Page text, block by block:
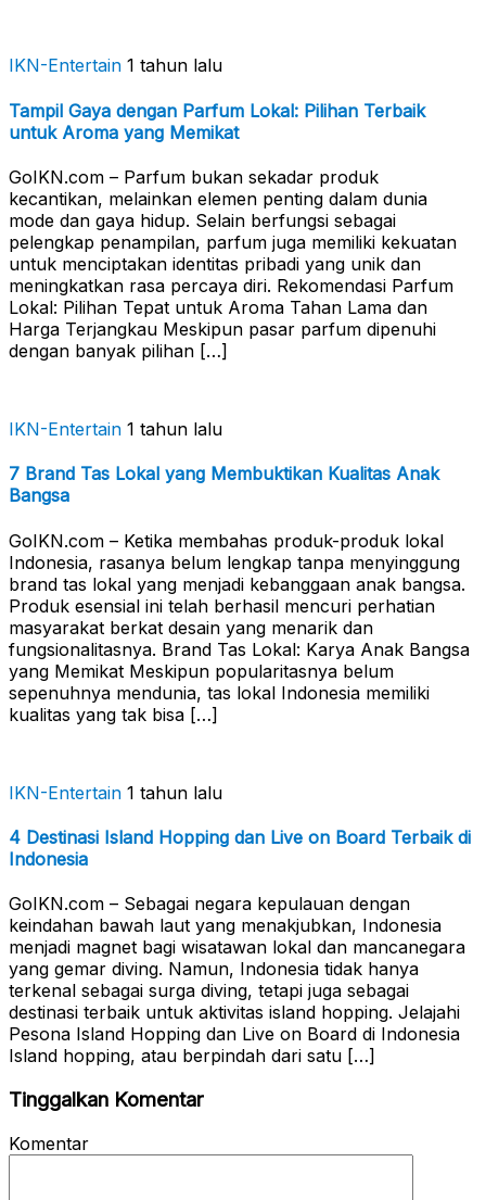
IKN-Entertain 1 tahun lalu
Tampil Gaya dengan Parfum Lokal: Pilihan Terbaik
untuk Aroma yang Memikat
GoIKN.com – Parfum bukan sekadar produk
kecantikan, melainkan elemen penting dalam dunia
mode dan gaya hidup. Selain berfungsi sebagai
pelengkap penampilan, parfum juga memiliki kekuatan
untuk menciptakan identitas pribadi yang unik dan
meningkatkan rasa percaya diri. Rekomendasi Parfum
Lokal: Pilihan Tepat untuk Aroma Tahan Lama dan
Harga Terjangkau Meskipun pasar parfum dipenuhi
dengan banyak pilihan […]
IKN-Entertain 1 tahun lalu
7 Brand Tas Lokal yang Membuktikan Kualitas Anak
Bangsa
GoIKN.com – Ketika membahas produk-produk lokal
Indonesia, rasanya belum lengkap tanpa menyinggung
brand tas lokal yang menjadi kebanggaan anak bangsa.
Produk esensial ini telah berhasil mencuri perhatian
masyarakat berkat desain yang menarik dan
fungsionalitasnya. Brand Tas Lokal: Karya Anak Bangsa
yang Memikat Meskipun popularitasnya belum
sepenuhnya mendunia, tas lokal Indonesia memiliki
kualitas yang tak bisa […]
IKN-Entertain 1 tahun lalu
4 Destinasi Island Hopping dan Live on Board Terbaik di
Indonesia
GoIKN.com – Sebagai negara kepulauan dengan
keindahan bawah laut yang menakjubkan, Indonesia
menjadi magnet bagi wisatawan lokal dan mancanegara
yang gemar diving. Namun, Indonesia tidak hanya
terkenal sebagai surga diving, tetapi juga sebagai
destinasi terbaik untuk aktivitas island hopping. Jelajahi
Pesona Island Hopping dan Live on Board di Indonesia
Island hopping, atau berpindah dari satu […]
Tinggalkan Komentar
Komentar